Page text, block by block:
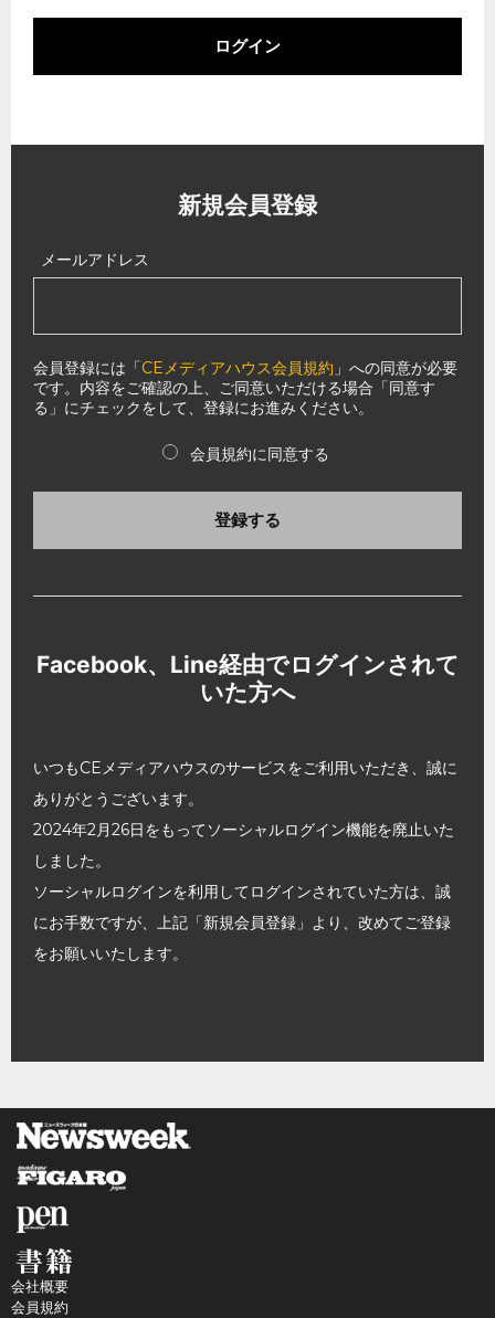
ログイン
新規会員登録
メールアドレス
会員登録には「CEメディアハウス会員規約 」への同意が必要
です。内容をご確認の上、ご同意いただける場合「同意す
る」にチェックをして、登録にお進みください。
会員規約に同意する
登録する
Facebook、Line経由でログインされて
いた方へ
いつもCEメディアハウスのサービスをご利用いただき、誠に
ありがとうございます。
2024年2月26日をもってソーシャルログイン機能を廃止いた
しました。
ソーシャルログインを利用してログインされていた方は、誠
にお手数ですが、上記「新規会員登録」より、改めてご登録
をお願いいたします。
会社概要
会員規約